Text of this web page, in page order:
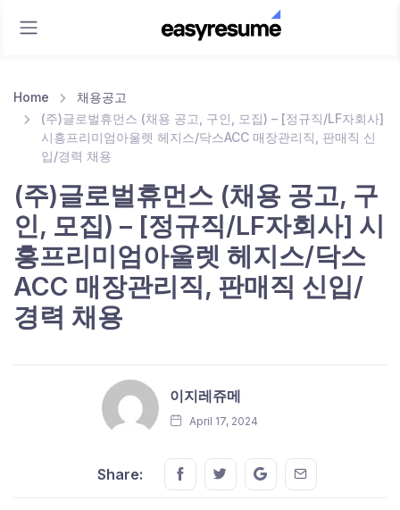
Home
채용공고
(주)글로벌휴먼스 (채용 공고, 구인, 모집) – [정규직/LF자회사]
시흥프리미엄아울렛 헤지스/닥스ACC 매장관리직, 판매직 신
입/경력 채용
(주)글로벌휴먼스 (채용 공고, 구
인, 모집) – [정규직/LF자회사] 시
흥프리미엄아울렛 헤지스/닥스
ACC 매장관리직, 판매직 신입/
경력 채용
이지레쥬메
April 17, 2024
Share: Share this on FaceBook
Share this on Twitter
Share this on GMail
Share this on